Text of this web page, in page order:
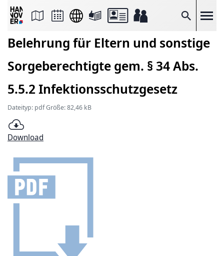
Suche
Seite
versenden
Auf
teilen
Auf
teilen
Seitenlink
Seite
Drucken
Belehrung für Eltern und sonstige
Sorgeberechtigte gem. § 34 Abs.
5.5.2 Infektionsschutzgesetz
Dateityp: pdf Größe: 82,46 kB
Download